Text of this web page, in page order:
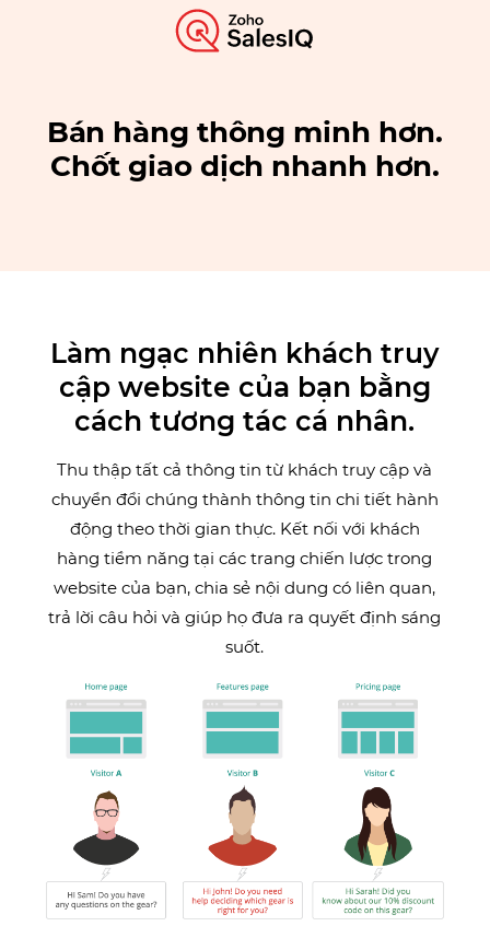
Bán hàng thông minh hơn.
Chốt giao dịch nhanh hơn.
Làm ngạc nhiên khách truy
cập website của bạn bằng
cách tương tác cá nhân.
Thu thập tất cả thông tin từ khách truy cập và
chuyển đổi chúng thành thông tin chi tiết hành
động theo thời gian thực. Kết nối với khách
hàng tiềm năng tại các trang chiến lược trong
website của bạn, chia sẻ nội dung có liên quan,
trả lời câu hỏi và giúp họ đưa ra quyết định sáng
suốt.